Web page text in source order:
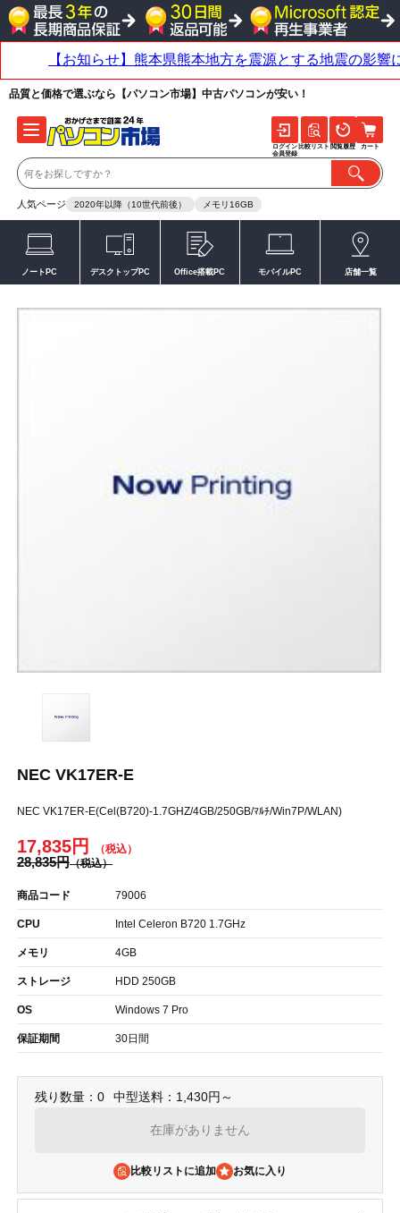
品質と価格で選ぶなら【パソコン市場】中古パソコンが安い！
人気ページ 2020年以降（10世代前後） メモリ16GB
ログイン
会員登録
比較リスト 閲覧履歴 カート
ノートPC デスクトップPC Office搭載PC モバイルPC 店舗一覧
NEC VK17ER-E
NEC VK17ER-E(Cel(B720)-1.7GHZ/4GB/250GB/ﾏﾙﾁ/Win7P/WLAN)
17,835円
28,835円
商品コード 79006
CPU Intel Celeron B720 1.7GHz
メモリ 4GB
ストレージ HDD 250GB
OS Windows 7 Pro
保証期間 30日間
残り数量：0 中型送料：1,430円～
在庫がありません
比較リストに追加